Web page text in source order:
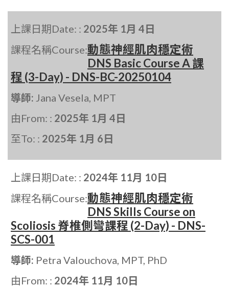
上課日期Date: : 2025年 1月 4日
課程名稱Course:動態神經肌肉穩定術
DNS Basic Course A 課
程 (3-Day) - DNS-BC-20250104
導師: Jana Vesela, MPT
由From: : 2025年 1月 4日
至To: : 2025年 1月 6日
上課日期Date: : 2024年 11月 10日
課程名稱Course:動態神經肌肉穩定術
DNS Skills Course on
Scoliosis 脊椎側彎課程 (2-Day) - DNS-
SCS-001
導師: Petra Valouchova, MPT, PhD
由From: : 2024年 11月 10日